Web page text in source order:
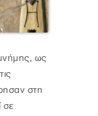
ως
στη
σε